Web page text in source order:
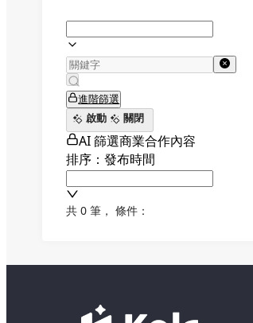
進階篩選
啟動
關閉
AI 篩選商業合作內容
排序：發布時間
共 0 筆 ， 條件：